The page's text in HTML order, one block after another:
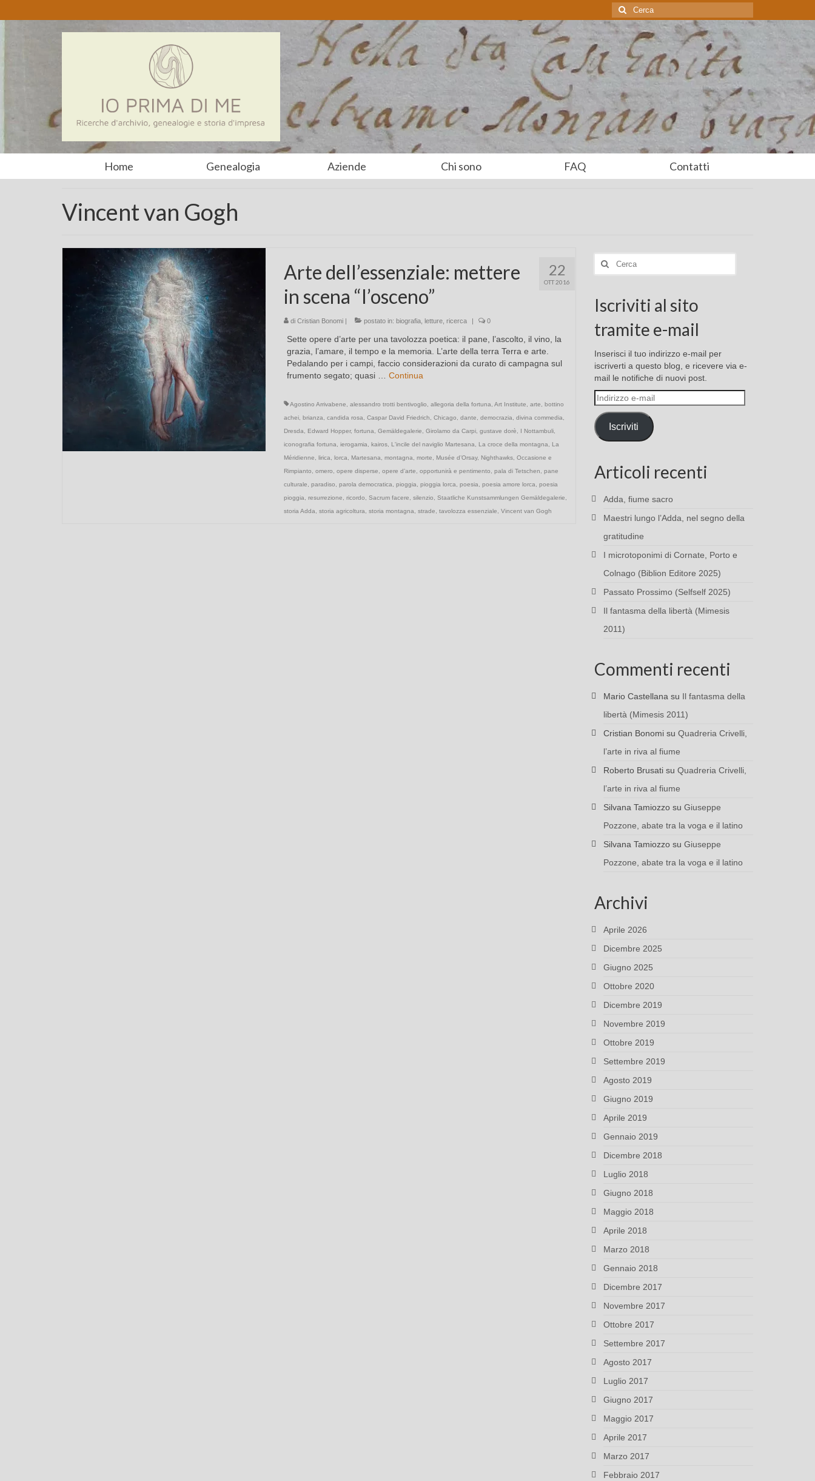
Cerca:
Home Genealogia Aziende Chi sono FAQ Contatti
Vincent van Gogh
22
OTT 2016
Arte dell’essenziale: mettere
in scena “l’osceno”
di Cristian Bonomi| postato in: biografia, letture, ricerca | 0
Sette opere d’arte per una tavolozza poetica: il pane, l’ascolto, il vino, la
grazia, l’amare, il tempo e la memoria. L’arte della terra Terra e arte.
Pedalando per i campi, faccio considerazioni da curato di campagna sul
frumento segato; quasi … Continua
Agostino Arrivabene alessandro trotti bentivoglio allegoria della fortuna Art Institute arte
bottino
achei, brianza candida rosa Caspar David Friedrich Chicago dante democrazia divina commedia
Dresda
Edward Hopper, fortuna Gemäldegalerie Girolamo da Carpi, gustave dorè I Nottambuli,
iconografia fortuna
ierogamia kairos, L'incile del naviglio Martesana La croce della montagna
La
Méridienne
lirica lorca Martesana montagna morte Musée d’Orsay, Nighthawks, Occasione e
Rimpianto
omero opere disperse opere d’arte opportunirà e pentimento pala di Tetschen
pane
culturale
paradiso parola democratica pioggia pioggia lorca poesia poesia amore lorca
poesia
pioggia
resurrezione ricordo Sacrum facere silenzio Staatliche Kunstsammlungen Gemäldegalerie
storia Adda
storia agricoltura storia montagna strade tavolozza essenziale Vincent van Gogh
Cerca:
Iscriviti al sito
tramite e-mail
Inserisci il tuo indirizzo e-mail per
iscriverti a questo blog, e ricevere via e-
mail le notifiche di nuovi post.
Indirizzo
e-
mail
Iscriviti
Articoli recenti
Adda, fiume sacro
Maestri lungo l’Adda, nel segno della
gratitudine
I microtoponimi di Cornate, Porto e
Colnago (Biblion Editore 2025)
Passato Prossimo (Selfself 2025)
Il fantasma della libertà (Mimesis
2011)
Commenti recenti
Mario Castellana su Il fantasma della
libertà (Mimesis 2011)
Cristian Bonomisu Quadreria Crivelli,
l’arte in riva al fiume
Roberto Brusatisu Quadreria Crivelli,
l’arte in riva al fiume
Silvana Tamiozzosu Giuseppe
Pozzone, abate tra la voga e il latino
Silvana Tamiozzosu Giuseppe
Pozzone, abate tra la voga e il latino
Archivi
Aprile 2026
Dicembre 2025
Giugno 2025
Ottobre 2020
Dicembre 2019
Novembre 2019
Ottobre 2019
Settembre 2019
Agosto 2019
Giugno 2019
Aprile 2019
Gennaio 2019
Dicembre 2018
Luglio 2018
Giugno 2018
Maggio 2018
Aprile 2018
Marzo 2018
Gennaio 2018
Dicembre 2017
Novembre 2017
Ottobre 2017
Settembre 2017
Agosto 2017
Luglio 2017
Giugno 2017
Maggio 2017
Aprile 2017
Marzo 2017
Febbraio 2017